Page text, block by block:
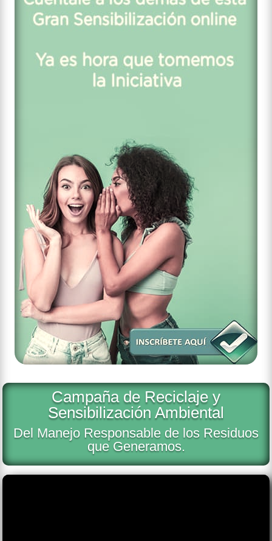
Campaña de Reciclaje y
Sensibilización Ambiental
Del Manejo Responsable de los Residuos
que Generamos.